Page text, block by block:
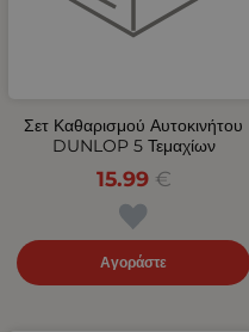
Σετ Καθαρισμού Αυτοκινήτου
DUNLOP 5 Τεμαχίων
15.99 €
Αγοράστε